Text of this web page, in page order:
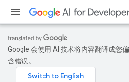
Google 会使用 AI 技术将内容翻译成您
含错误。